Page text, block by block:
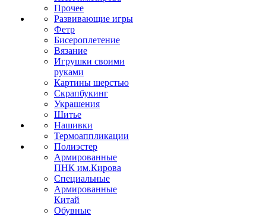
Прочее
Развивающие игры
Фетр
Бисероплетение
Вязание
Игрушки своими
руками
Картины шерстью
Скрапбукинг
Украшения
Шитье
Нашивки
Термоаппликации
Полиэстер
Армированные
ПНК им.Кирова
Специальные
Армированные
Китай
Обувные